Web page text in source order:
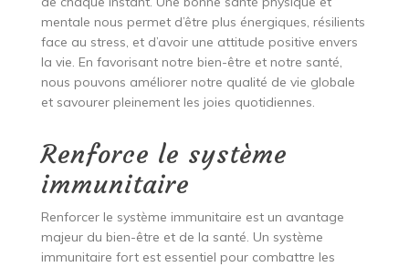
mentale nous permet d’être plus énergiques, résilients
face au stress, et d’avoir une attitude positive envers
la vie. En favorisant notre bien-être et notre santé,
nous pouvons améliorer notre qualité de vie globale
et savourer pleinement les joies quotidiennes.
Renforce le système
immunitaire
Renforcer le système immunitaire est un avantage
majeur du bien-être et de la santé. Un système
immunitaire fort est essentiel pour combattre les